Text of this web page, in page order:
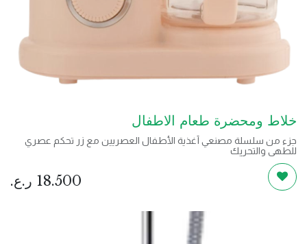
خلاط ومحضرة طعام الاطفال
جزء من سلسلة مصنعي أغذية الأطفال العصريين مع زر تحكم عصري
للطهي والتحريك
الجودة ، وتحتفظ بالنكهة والفيتامينات والمغذيات في الطعام لضمان
سلامة المستخدمين ،
يمكن ضبط نسيج الطعام: استخدم سائل الطهي الذي تم جمعه لجعله
للحفاظ على النكهة والعناصر الغذائية
توفير الوقت: يمكن أن يصنع طعامًا رائعًا في بضع دقائق ، ويفرغ يديه ،
حتى لا يضطر الطفل إلى الانتظار ، وتقصير عملية الطهي ، ويمكن للطفل
18.500 ر.ع.